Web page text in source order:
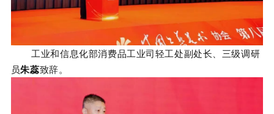
工业和信息化部消费品工业司轻工处副处长、三级调研
员朱蕊致辞。